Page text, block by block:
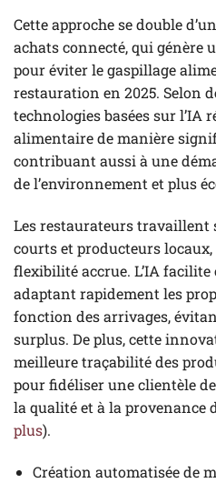
Cette approche se double
achats connecté, qui génère
pour éviter le gaspillage
restauration en 2025. Selon
technologies basées sur l’IA
alimentaire de manière
contribuant aussi à une
de l’environnement et plus
Les restaurateurs travaillent
courts et producteurs
flexibilité accrue. L’IA
adaptant rapidement les
fonction des arrivages,
surplus. De plus, cette
meilleure traçabilité des
pour fidéliser une clientèle
la qualité et à la provenance
plus).
Création automatisée de